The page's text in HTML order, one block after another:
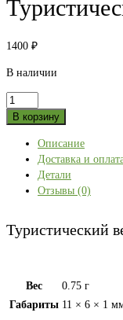
1400 ₽
В наличии
Количество
товара
велосипед
(левая)
В корзину
Описание
Доставка и
Детали
Отзывы (0)
Туристический
Вес
0.75 г
Габариты 11 × 6 × 1